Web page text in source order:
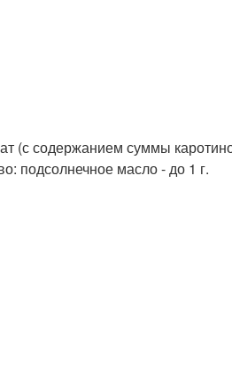
(с содержанием суммы
подсолнечное масло - до 1 г.